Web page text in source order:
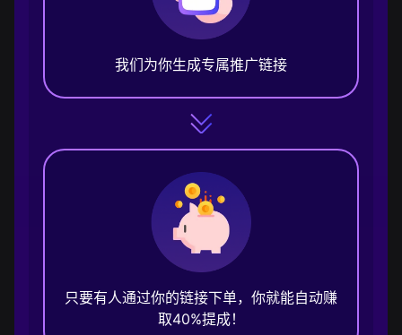
我们为你生成专属推广链接
只要有人通过你的链接下单，你就能自动赚
取40%提成！